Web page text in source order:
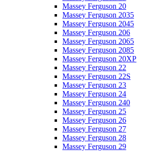
Massey Ferguson 20
Massey Ferguson 2035
Massey Ferguson 2045
Massey Ferguson 206
Massey Ferguson 2065
Massey Ferguson 2085
Massey Ferguson 20XP
Massey Ferguson 22
Massey Ferguson 22S
Massey Ferguson 23
Massey Ferguson 24
Massey Ferguson 240
Massey Ferguson 25
Massey Ferguson 26
Massey Ferguson 27
Massey Ferguson 28
Massey Ferguson 29